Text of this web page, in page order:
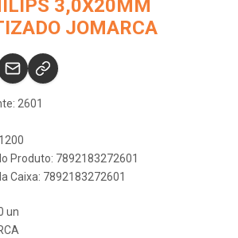
3,0X20MM
JOMARCA
2601
Produto: 7892183272601
Caixa: 7892183272601
un